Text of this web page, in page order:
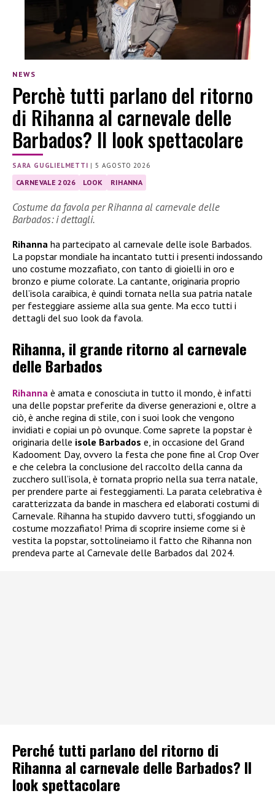
NEWS
Perchè tutti parlano del ritorno
di Rihanna al carnevale delle
Barbados? Il look spettacolare
SARA GUGLIELMETTI |5 AGOSTO 2026
CARNEVALE 2026 LOOK RIHANNA
Costume da favola per Rihanna al carnevale delle
Barbados: i dettagli.
Rihanna ha partecipato al carnevale delle isole Barbados.
La popstar mondiale ha incantato tutti i presenti indossando
uno costume mozzafiato, con tanto di gioielli in oro e
bronzo e piume colorate. La cantante, originaria proprio
dell’isola caraibica, è quindi tornata nella sua patria natale
per festeggiare assieme alla sua gente. Ma ecco tutti i
dettagli del suo look da favola.
Rihanna, il grande ritorno al carnevale
delle Barbados
Rihanna è amata e conosciuta in tutto il mondo, è infatti
una delle popstar preferite da diverse generazioni e, oltre a
ciò, è anche regina di stile, con i suoi look che vengono
invidiati e copiai un pò ovunque. Come saprete la popstar è
originaria delle isole Barbados e, in occasione del Grand
Kadooment Day, ovvero la festa che pone fine al Crop Over
e che celebra la conclusione del raccolto della canna da
zucchero sull’isola, è tornata proprio nella sua terra natale,
per prendere parte ai festeggiamenti. La parata celebrativa è
caratterizzata da bande in maschera ed elaborati costumi di
Carnevale. Rihanna ha stupido davvero tutti, sfoggiando un
costume mozzafiato! Prima di scoprire insieme come si è
vestita la popstar, sottolineiamo il fatto che Rihanna non
prendeva parte al Carnevale delle Barbados dal 2024.
Perché tutti parlano del ritorno di
Rihanna al carnevale delle Barbados? Il
look spettacolare